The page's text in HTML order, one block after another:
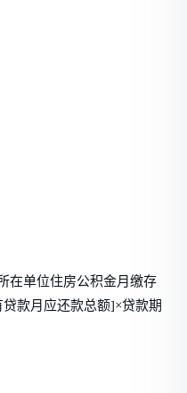
在单位住房公积金月缴存
款月应还款总额]×贷款期